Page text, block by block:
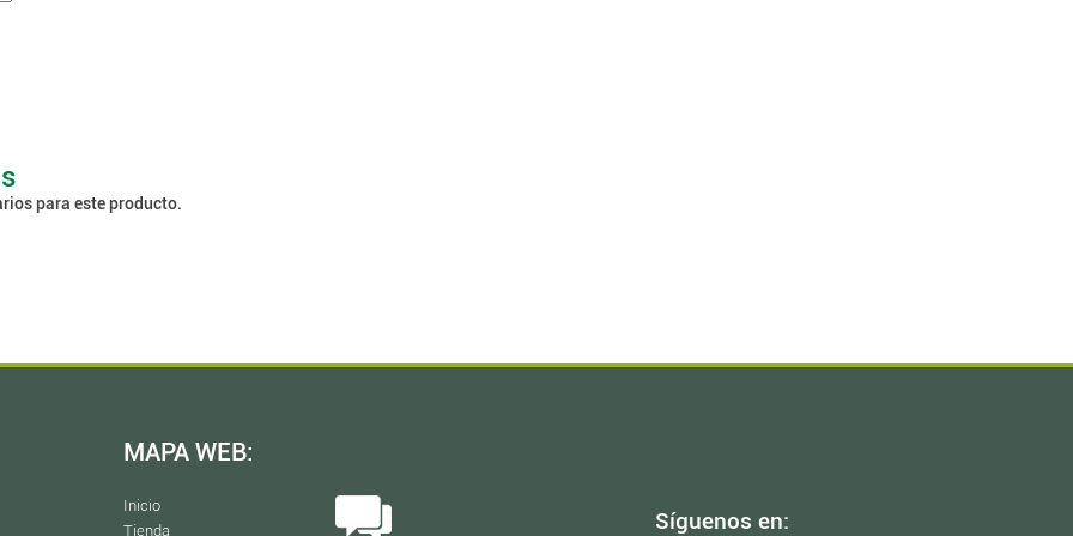
para este producto.
MAPA WEB:
Inicio
Tienda
Síguenos en: